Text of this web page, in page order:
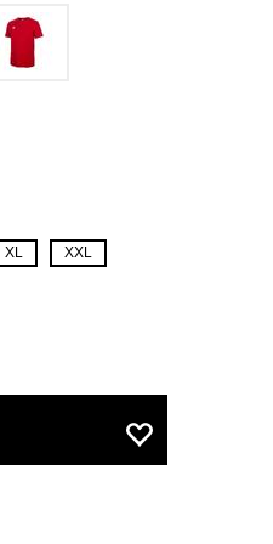
XL XXL